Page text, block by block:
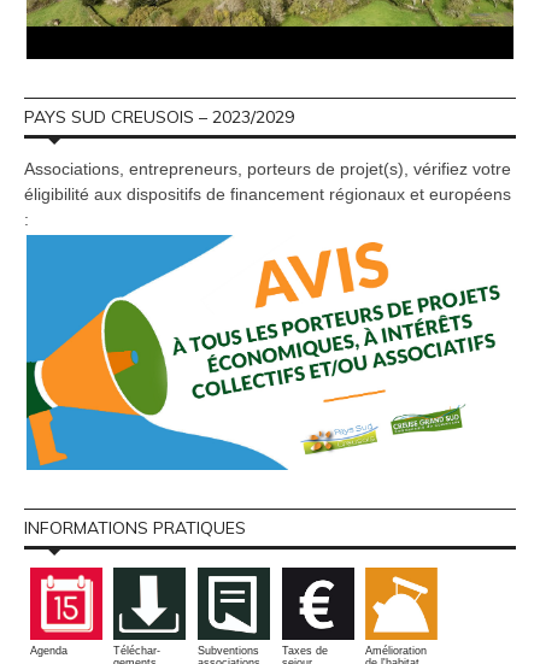
PAYS SUD CREUSOIS – 2023/2029
Associations, entrepreneurs, porteurs de projet(s), vérifiez votre
éligibilité aux dispositifs de financement régionaux et européens
:
INFORMATIONS PRATIQUES
Agenda
Téléchar-
Subventions
Taxes de
Amélioration